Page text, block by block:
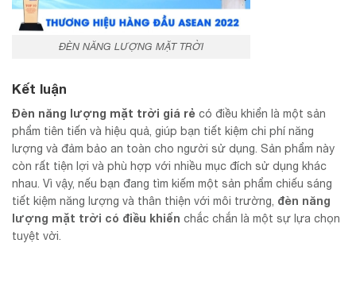
ĐÈN NĂNG LƯỢNG MẶT TRỜI
Kết luận
Đèn năng lượng mặt trời giá rẻ có điều khiển là một sản
phẩm tiên tiến và hiệu quả, giúp bạn tiết kiệm chi phí năng
lượng và đảm bảo an toàn cho người sử dụng. Sản phẩm này
còn rất tiện lợi và phù hợp với nhiều mục đích sử dụng khác
nhau. Vì vậy, nếu bạn đang tìm kiếm một sản phẩm chiếu sáng
tiết kiệm năng lượng và thân thiện với môi trường, đèn năng
lượng mặt trời có điều khiển chắc chắn là một sự lựa chọn
tuyệt vời.